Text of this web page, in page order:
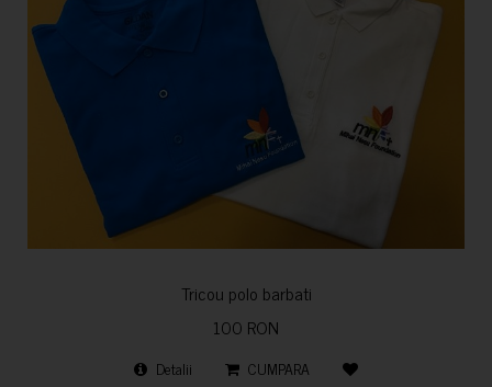
Tricou polo barbati
100 RON
Detalii CUMPARA